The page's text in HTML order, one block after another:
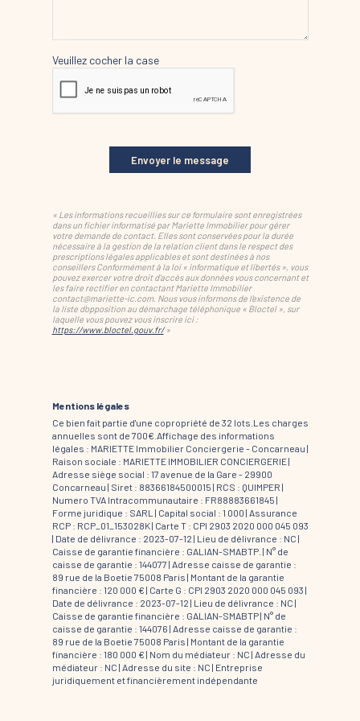
Veuillez cocher la case
Envoyer le message
« Les informations recueillies sur ce formulaire sont enregistrées
dans un fichier informatisé par Mariette Immobilier pour gérer
votre demande de contact. Elles sont conservées pour la durée
nécessaire à la gestion de la relation client dans le respect des
prescriptions légales applicables et sont destinées à nos
conseillers Conformément à la loi « informatique et libertés », vous
pouvez exercer votre droit d'accès aux données vous concernant et
les faire rectifier en contactant Mariette Immobilier
contact@mariette-ic.com. Nous vous informons de l'existence de
la liste d'opposition au démarchage téléphonique « Bloctel », sur
laquelle vous pouvez vous inscrire ici :
https://www.bloctel.gouv.fr/»
Mentions légales
Ce bien fait partie d'une copropriété de 32 lots.Les charges
annuelles sont de 700€. Affichage des informations
légales : MARIETTE Immobilier Conciergerie - Concarneau |
Raison sociale : MARIETTE IMMOBILIER CONCIERGERIE |
Adresse siège social : 17 avenue de la Gare - 29900
Concarneau | Siret : 88366184500015 | RCS : QUIMPER |
Numero TVA Intracommunautaire : FR88883661845 |
Forme juridique : SARL | Capital social : 1 000 | Assurance
RCP : RCP_01_153028K | Carte T : CPI 2903 2020 000 045 093
| Date de délivrance : 2023-07-12 | Lieu de délivrance : NC |
Caisse de garantie financière : GALIAN-SMABTP. | N° de
caisse de garantie : 144077 | Adresse caisse de garantie :
89 rue de la Boetie 75008 Paris | Montant de la garantie
financière : 120 000 € | Carte G : CPI 2903 2020 000 045 093 |
Date de délivrance : 2023-07-12 | Lieu de délivrance : NC |
Caisse de garantie financière : GALIAN-SMABTP | N° de
caisse de garantie : 144076 | Adresse caisse de garantie :
89 rue de la Boetie 75008 Paris | Montant de la garantie
financière : 180 000 € | Nom du médiateur : NC | Adresse du
médiateur : NC | Adresse du site : NC | Entreprise
juridiquement et financièrement indépendante